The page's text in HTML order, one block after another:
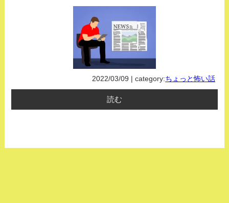
2022/03/09 | category:ちょっと怖い話
読む